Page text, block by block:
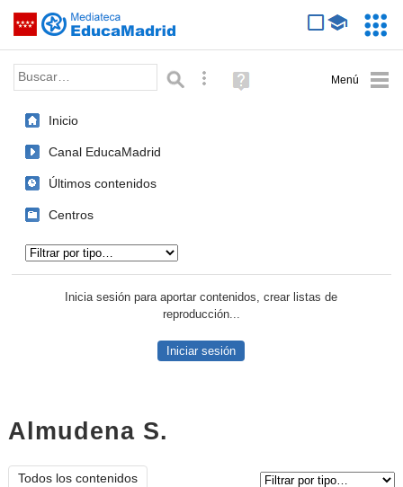
Saltar navegación
Palabra o frase: Búsqueda avanzada
Ayuda
(en
Inicio
Canal EducaMadrid
Últimos contenidos
Centros
Inicia sesión para aportar contenidos, crear listas de
reproducción...
Iniciar sesión
Almudena S.
Todos los contenidos